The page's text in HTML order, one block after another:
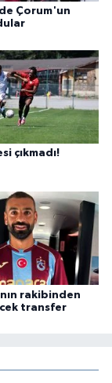
Çorum'un
çıkmadı!
rakibinden
transfer